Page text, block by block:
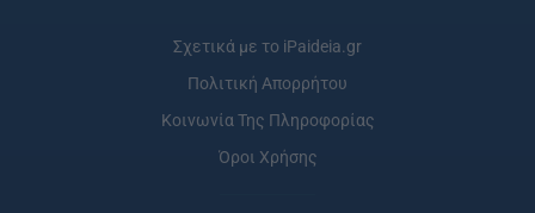
Σχετικά με το iPaideia.gr
Πολιτική Απορρήτου
Κοινωνία Της Πληροφορίας
Όροι Χρήσης